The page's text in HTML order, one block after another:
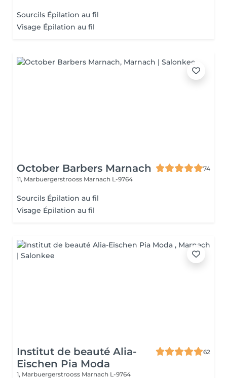
Sourcils Épilation au fil
Visage Épilation au fil
October Barbers Marnach
74
11, Marbuergerstrooss Marnach L-9764
Sourcils Épilation au fil
Visage Épilation au fil
Institut de beauté Alia-
Eischen Pia Moda
62
1, Marbuergerstrooss Marnach L-9764